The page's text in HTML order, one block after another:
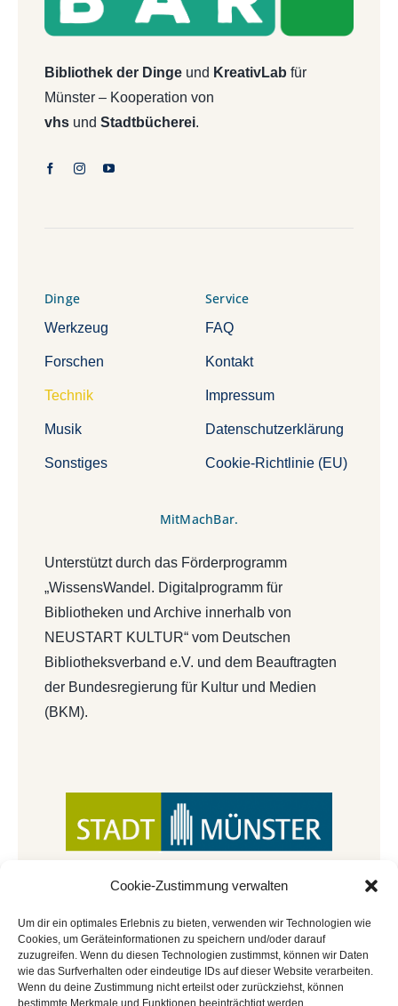
Cookie-Zustimmung verwalten
Um dir ein optimales Erlebnis zu bieten, verwenden wir Technologien wie
Cookies, um Geräteinformationen zu speichern und/oder darauf
zuzugreifen. Wenn du diesen Technologien zustimmst, können wir Daten
wie das Surfverhalten oder eindeutige IDs auf dieser Website verarbeiten.
Wenn du deine Zustimmung nicht erteilst oder zurückziehst, können
bestimmte Merkmale und Funktionen beeinträchtigt werden.
Bibliothek der Dingeund KreativLab für
Münster – Kooperation von
vhsund Stadtbücherei.
Dinge
Werkzeug
Forschen
Technik
Musik
Sonstiges
Service
FAQ
Kontakt
Impressum
Datenschutzerklärung
Cookie-Richtlinie (EU)
MitMachBar.
Unterstützt durch das Förderprogramm
„WissensWandel. Digitalprogramm für
Bibliotheken und Archive innerhalb von
NEUSTART KULTUR“ vom Deutschen
Bibliotheksverband e.V. und dem Beauftragten
der Bundesregierung für Kultur und Medien
(BKM).